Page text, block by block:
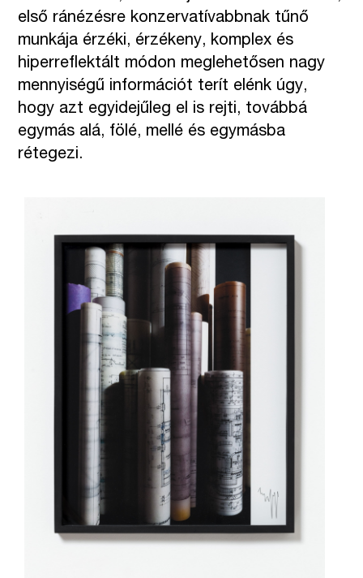
első ránézésre konzervatívabbnak tűnő
munkája érzéki, érzékeny, komplex és
hiperreflektált módon meglehetősen nagy
mennyiségű információt terít elénk úgy,
hogy azt egyidejűleg el is rejti, továbbá
egymás alá, fölé, mellé és egymásba
rétegezi.